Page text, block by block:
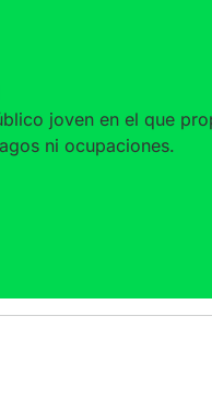
joven en el que
ni ocupaciones.